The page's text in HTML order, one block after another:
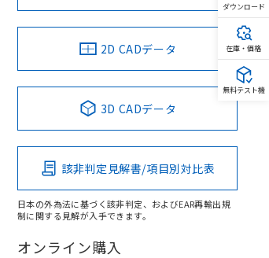
2D CADデータ
3D CADデータ
該非判定見解書/項目別対比表
日本の外為法に基づく該非判定、およびEAR再輸出規
制に関する見解が入手できます。
オンライン購入
ダウンロード
在庫・価格
無料テスト機